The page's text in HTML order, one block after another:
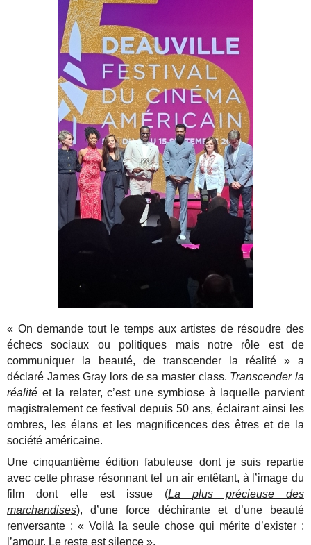
« On demande tout le temps aux artistes de résoudre des
échecs sociaux ou politiques mais notre rôle est de
communiquer la beauté, de transcender la réalité » a
déclaré James Gray lors de sa master class. Transcender la
réalité et la relater, c’est une symbiose à laquelle parvient
magistralement ce festival depuis 50 ans, éclairant ainsi les
ombres, les élans et les magnificences des êtres et de la
société américaine.
Une cinquantième édition fabuleuse dont je suis repartie
avec cette phrase résonnant tel un air entêtant, à l’image du
film dont elle est issue (La plus précieuse des
marchandises), d’une force déchirante et d’une beauté
renversante : « Voilà la seule chose qui mérite d’exister :
l’amour. Le reste est silence ».